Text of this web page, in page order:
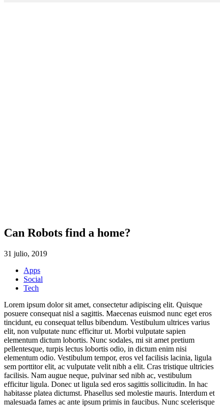
Can Robots find a home?
31 julio, 2019
Apps
Social
Tech
Lorem ipsum dolor sit amet, consectetur adipiscing elit. Quisque
posuere consequat nisl a sagittis. Maecenas euismod nunc eget eros
tincidunt, eu consequat tellus bibendum. Vestibulum ultrices varius
elit, non vulputate nunc efficitur ut. Morbi vulputate sapien
elementum dictum lobortis. Nunc sodales, mi sit amet pretium
pellentesque, turpis lectus lobortis odio, in dictum enim nisi
elementum odio. Vestibulum tempor, eros vel facilisis lacinia, ligula
sem porttitor elit, ac vulputate velit nibh a elit. Cras tristique ultricies
facilisis. Nam augue neque, pulvinar sed nibh ac, vestibulum
efficitur ligula. Donec ut ligula sed eros sagittis sollicitudin. In hac
habitasse platea dictumst. Phasellus sed molestie mauris. Interdum et
malesuada fames ac ante ipsum primis in faucibus. Nunc scelerisque